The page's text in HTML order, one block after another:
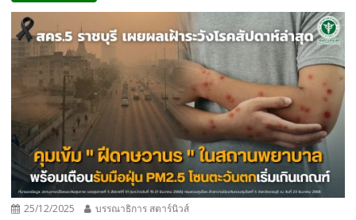
25/12/2025 บรรณาธิการ สตาร์นิวส์